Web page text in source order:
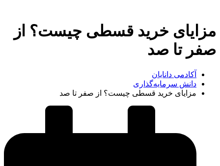
مزایای خرید قسطی چیست؟ از
صفر تا صد
آکادمی دانایان
دانش سرمایه‌گذاری
مزایای خرید قسطی چیست؟ از صفر تا صد